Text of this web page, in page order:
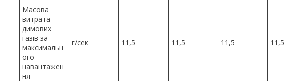
Масова
витрата
димових
газів за
максимальн
ого
навантажен
ня
г/сек 11,5 11,5 11,5 11,5